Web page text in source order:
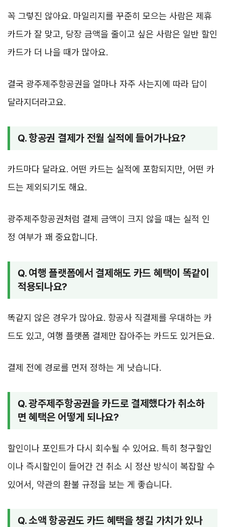
꼭 그렇진 않아요. 마일리지를 꾸준히 모으는 사람은 제휴
카드가 잘 맞고, 당장 금액을 줄이고 싶은 사람은 일반 할인
카드가 더 나을 때가 많아요.
결국 광주제주항공권을 얼마나 자주 사는지에 따라 답이
달라지더라고요.
Q. 항공권 결제가 전월 실적에 들어가나요?
카드마다 달라요. 어떤 카드는 실적에 포함되지만, 어떤 카
드는 제외되기도 해요.
광주제주항공권처럼 결제 금액이 크지 않을 때는 실적 인
정 여부가 꽤 중요합니다.
Q. 여행 플랫폼에서 결제해도 카드 혜택이 똑같이
적용되나요?
똑같지 않은 경우가 많아요. 항공사 직결제를 우대하는 카
드도 있고, 여행 플랫폼 결제만 잡아주는 카드도 있거든요.
결제 전에 경로를 먼저 정하는 게 낫습니다.
Q. 광주제주항공권을 카드로 결제했다가 취소하
면 혜택은 어떻게 되나요?
할인이나 포인트가 다시 회수될 수 있어요. 특히 청구할인
이나 즉시할인이 들어간 건 취소 시 정산 방식이 복잡할 수
있어서, 약관의 환불 규정을 보는 게 좋습니다.
Q. 소액 항공권도 카드 혜택을 챙길 가치가 있나